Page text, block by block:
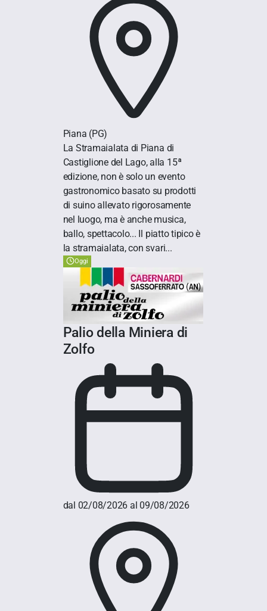
Piana (PG)
La Stramaialata di Piana di
Castiglione del Lago, alla 15ª
edizione, non è solo un evento
gastronomico basato su prodotti
di suino allevato rigorosamente
nel luogo, ma è anche musica,
ballo, spettacolo... Il piatto tipico è
la stramaialata, con svari...
Oggi
Palio della Miniera di
Zolfo
dal 02/08/2026 al 09/08/2026